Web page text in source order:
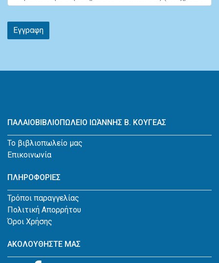
Εγγραφη
ΠΑΛΑΙΟΒΙΒΛΙΟΠΩΛΕΙΟ ΙΩΆΝΝΗΣ Β. ΚΟΥΓΕΑΣ
Το βιβλιοπωλείο μας
Επικοινωνία
ΠΛΗΡΟΦΟΡΙΕΣ
Τρόποι παραγγελίας
Πολιτική Απορρήτου
Όροι Χρήσης
ΑΚΟΛΟΥΘΗΣΤΕ ΜΑΣ